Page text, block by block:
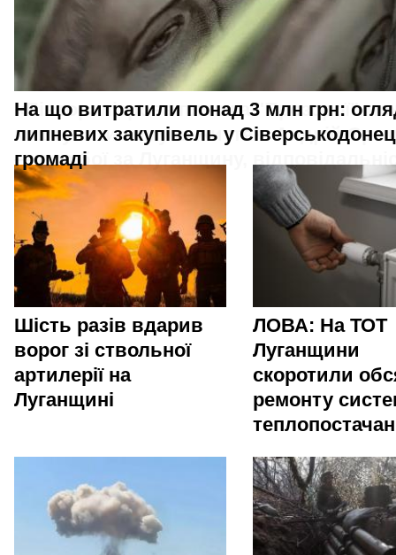
На що витратили понад 3 млн грн:
липневих закупівель у
громаді
Шість разів вдарив
ворог зі ствольної
артилерії на
Луганщині
ЛОВА: На ТОТ
Луганщини
скоротили
ремонту